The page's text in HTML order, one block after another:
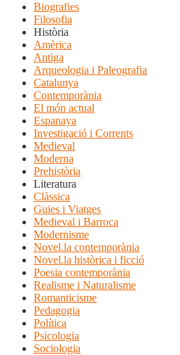
Biografies
Filosofia
Història
Amèrica
Antiga
Arqueologia i Paleografia
Catalunya
Contemporània
El món actual
Espanaya
Investigació i Corrents
Medieval
Moderna
Prehistòria
Literatura
Clàssica
Guies i Viatges
Medieval i Barroca
Modernisme
Novel.la contemporània
Novel.la històrica i ficció
Poesia contemporània
Realisme i Naturalisme
Romanticisme
Pedagogia
Política
Psicologia
Sociologia